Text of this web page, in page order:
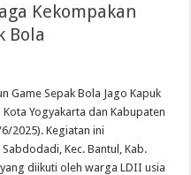
Kekompakan
Bola
Game Sepak Bola Jago Kapuk
Yogyakarta dan Kabupaten
2025). Kegiatan ini
Kec. Bantul, Kab.
diikuti oleh warga LDII usia